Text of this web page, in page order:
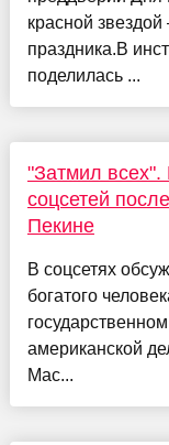
красной
праздника.В
поделилась ...
"Затмил всех".
соцсетей
Пекине
В соцсетях
богатого
американской
Мас...